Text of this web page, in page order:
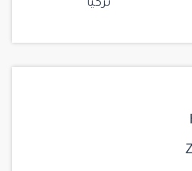
تركيا